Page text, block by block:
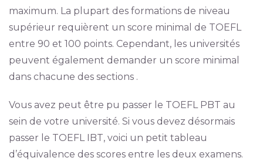
maximum. La plupart des formations de niveau
supérieur requièrent un score minimal de TOEFL
entre 90 et 100 points. Cependant, les universités
peuvent également demander un score minimal
dans chacune des sections .
Vous avez peut être pu passer le TOEFL PBT au
sein de votre université. Si vous devez désormais
passer le TOEFL IBT, voici un petit tableau
d’équivalence des scores entre les deux examens.